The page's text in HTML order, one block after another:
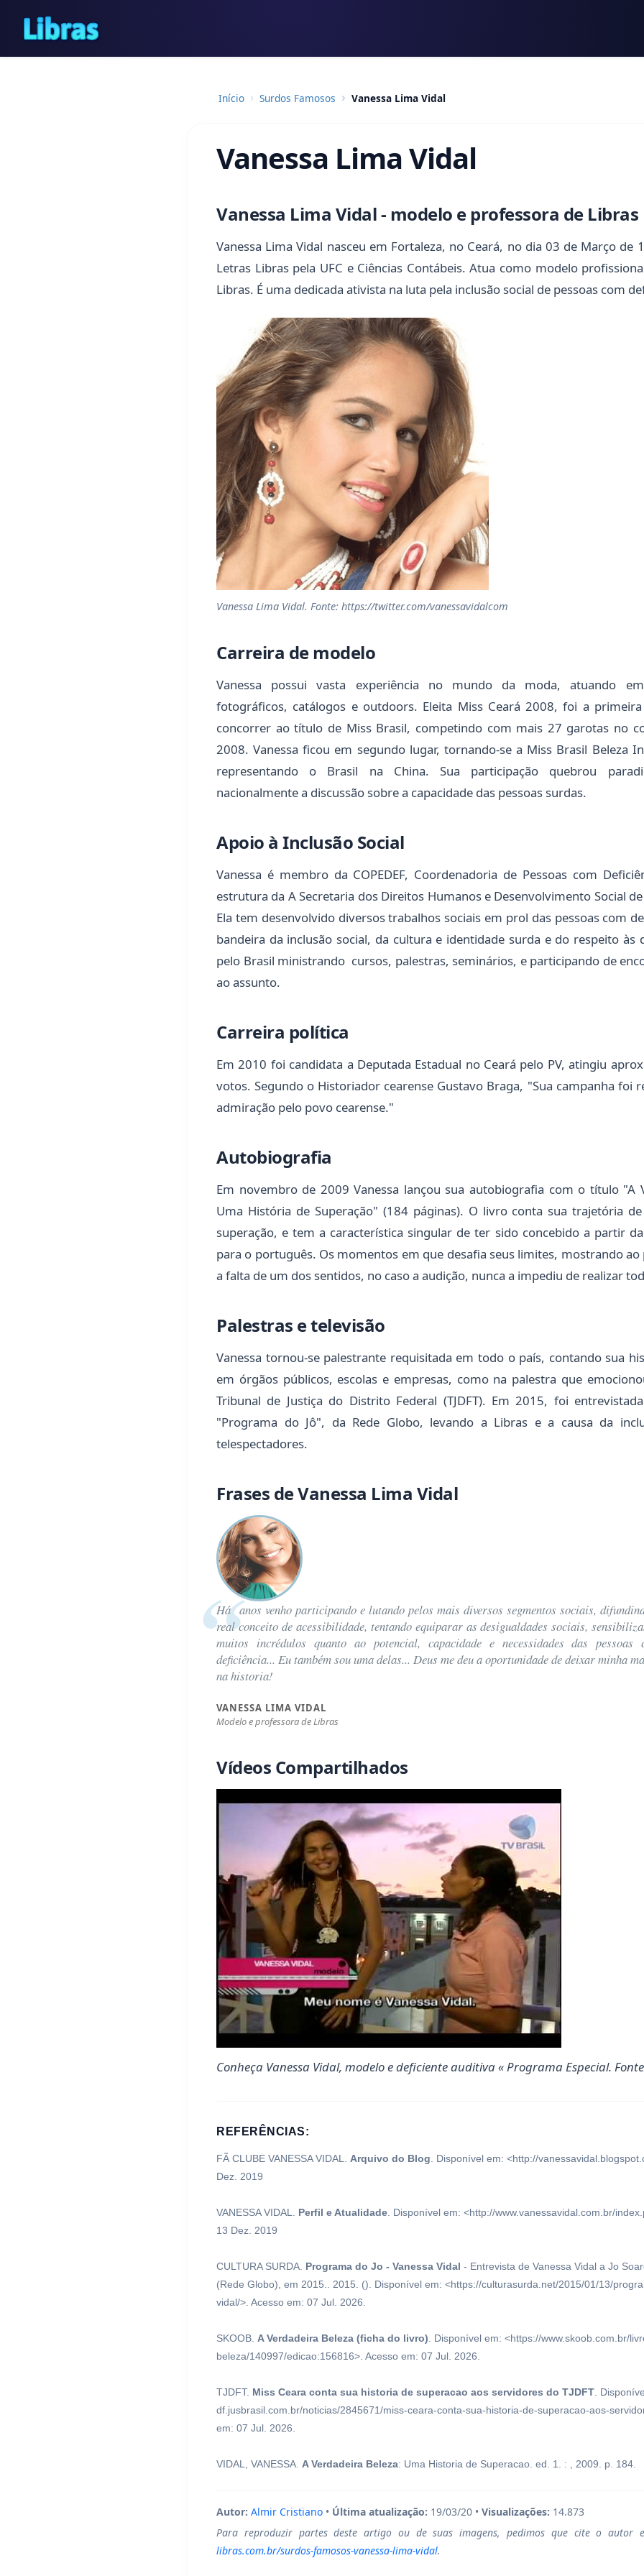
Início Surdos Famosos Vanessa Lima Vidal
Vanessa Lima Vidal
Vanessa Lima Vidal - modelo e professora de Libras
Vanessa Lima Vidal nasceu em Fortaleza, no Ceará, no dia 03 de Março de
Letras Libras pela UFC e Ciências Contábeis. Atua como modelo
Libras. É uma dedicada ativista na luta pela inclusão social de pessoas com
Vanessa Lima Vidal. Fonte: https://twitter.com/vanessavidalcom
Carreira de modelo
Vanessa possui vasta experiência no mundo da moda, atuando
fotográficos, catálogos e outdoors. Eleita Miss Ceará 2008, foi a
concorrer ao título de Miss Brasil, competindo com mais 27 garotas no
2008. Vanessa ficou em segundo lugar, tornando-se a Miss Brasil Beleza
representando o Brasil na China. Sua participação quebrou
nacionalmente a discussão sobre a capacidade das pessoas surdas.
Apoio à Inclusão Social
Vanessa é membro da COPEDEF, Coordenadoria de Pessoas com
estrutura da A Secretaria dos Direitos Humanos e Desenvolvimento Social de
Ela tem desenvolvido diversos trabalhos sociais em prol das pessoas com
bandeira da inclusão social, da cultura e identidade surda e do respeito às
pelo Brasil ministrando cursos, palestras, seminários, e participando de
ao assunto.
Carreira política
Em 2010 foi candidata a Deputada Estadual no Ceará pelo PV, atingiu
votos. Segundo o Historiador cearense Gustavo Braga, "Sua campanha foi
admiração pelo povo cearense."
Autobiografia
Em novembro de 2009 Vanessa lançou sua autobiografia com o título "A
Uma História de Superação" (184 páginas). O livro conta sua trajetória
superação, e tem a característica singular de ter sido concebido a partir
para o português. Os momentos em que desafia seus limites, mostrando
a falta de um dos sentidos, no caso a audição, nunca a impediu de realizar
Palestras e televisão
Vanessa tornou-se palestrante requisitada em todo o país, contando sua
em órgãos públicos, escolas e empresas, como na palestra que
Tribunal de Justiça do Distrito Federal (TJDFT). Em 2015, foi
"Programa do Jô", da Rede Globo, levando a Libras e a causa da
telespectadores.
Frases de Vanessa Lima Vidal
Há anos venho participando e lutando pelos mais diversos segmentos sociais,
real conceito de acessibilidade, tentando equiparar as desigualdades sociais,
muitos incrédulos quanto ao potencial, capacidade e necessidades das pessoas
deficiência... Eu também sou uma delas... Deus me deu a oportunidade de deixar minha
na historia!
VANESSA LIMA VIDAL
Modelo e professora de Libras
Vídeos Compartilhados
Conheça Vanessa Vidal, modelo e deficiente auditiva « Programa Especial.
REFERÊNCIAS:
FÃ CLUBE VANESSA VIDAL. Arquivo do Blog . Disponível em: <http://
Dez. 2019
VANESSA VIDAL. Perfil e Atualidade . Disponível em: <http://www.vanessavidal.com.br/
13 Dez. 2019
CULTURA SURDA. Programa do Jo - Vanessa Vidal - Entrevista de Vanessa Vidal a Jo
(Rede Globo), em 2015.. 2015. (). Disponível em: <https://culturasurda.net/2015/01/13/
vidal/>. Acesso em: 07 Jul. 2026.
SKOOB. A Verdadeira Beleza (ficha do livro) . Disponível em: <https://www.skoob.com.br/
beleza/140997/edicao:156816>. Acesso em: 07 Jul. 2026.
TJDFT. Miss Ceara conta sua historia de superacao aos servidores do TJDFT .
df.jusbrasil.com.br/noticias/2845671/miss-ceara-conta-sua-historia-de-superacao-aos-
em: 07 Jul. 2026.
VIDAL, VANESSA. A Verdadeira Beleza: Uma Historia de Superacao. ed. 1. : , 2009. p. 184.
Autor: Almir Cristiano • Última atualização: 19/03/20 • Visualizações: 14.873
Para reproduzir partes deste artigo ou de suas imagens, pedimos que cite o
libras.com.br/surdos-famosos-vanessa-lima-vidal.